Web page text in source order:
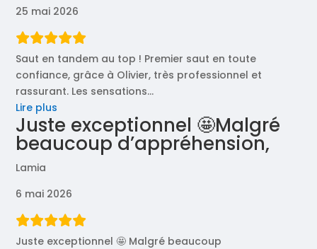
25 mai 2026
Saut en tandem au top ! Premier saut en toute
confiance, grâce à Olivier, très professionnel et
rassurant. Les sensations…
Lire plus
en
tandem
Juste exceptionnel 🤩Malgré
beaucoup d’appréhension,
Lamia
6 mai 2026
Juste exceptionnel 🤩 Malgré beaucoup